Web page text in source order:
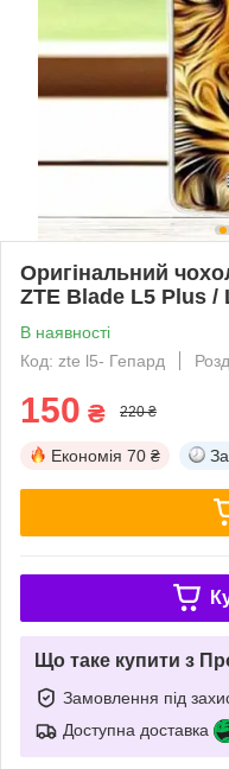
Оригінальний
ZTE Blade L5 Plus /
В наявності
Код: zte l5- Гепард
150 ₴ 220 ₴
Економія 70 ₴
Що таке купити з
Замовлення під
Доступна доставка